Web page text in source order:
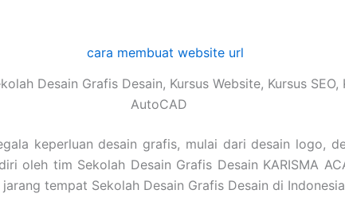
Desain Grafis Desain, Kursus Website, Kursus SEO,
AutoCAD
keperluan desain grafis, mulai dari desain logo,
oleh tim Sekolah Desain Grafis Desain KARISMA
tempat Sekolah Desain Grafis Desain di